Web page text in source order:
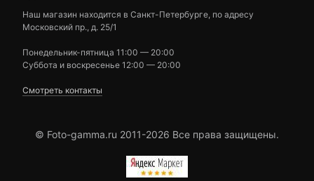
Наш магазин находится в Санкт-Петербурге, по адресу
Московский пр., д. 25/1
Понедельник-пятница 11:00 — 20:00
Суббота и воскресенье 12:00 — 20:00
Смотреть контакты
© Foto-gamma.ru 2011-2026 Все права защищены.